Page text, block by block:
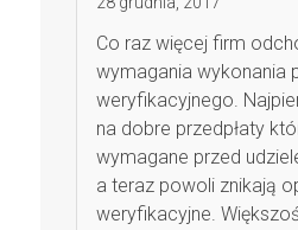
Co raz więcej firm
wymagania wykonania
weryfikacyjnego.
na dobre przedpłaty
wymagane przed
a teraz powoli znikają
weryfikacyjne.